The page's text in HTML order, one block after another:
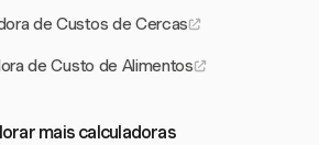
de Custos de Cercas
de Custo de Alimentos
mais calculadoras